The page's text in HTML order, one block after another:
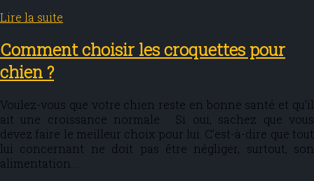
Lire la suite
Comment choisir les croquettes pour
chien ?
Voulez-vous que votre chien reste en bonne santé et qu’il
ait une croissance normale . Si oui, sachez que vous
devez faire le meilleur choix pour lui. C’est-à-dire que tout
lui concernant ne doit pas être négliger, surtout, son
alimentation….